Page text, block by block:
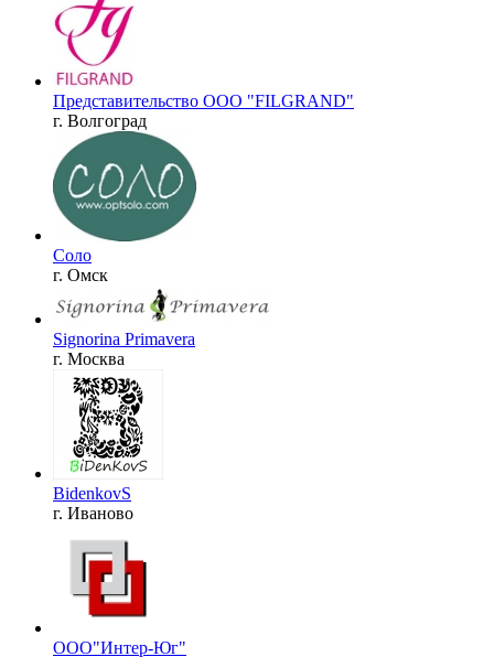
Представительство OOO "FILGRAND"
г. Волгоград
Соло
г. Омск
Signorina Primavera
г. Москва
BidenkovS
г. Иваново
ООО"Интер-Юг"